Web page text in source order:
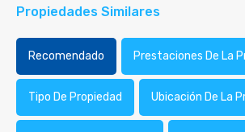
Propiedades Similares
Recomendado Prestaciones De La
Tipo De Propiedad Ubicación De La